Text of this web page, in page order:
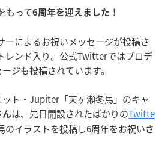
もって6周年を迎えました ！
によるお祝いメッセージが投稿さ
レンド入り。公式Twitterではプロデ
ジも投稿されています。
ト・Jupiter「天ヶ瀬冬馬」のキャ
んは、先日開設されたばかりのTwitte
のイラストを投稿し6周年をお祝いさ